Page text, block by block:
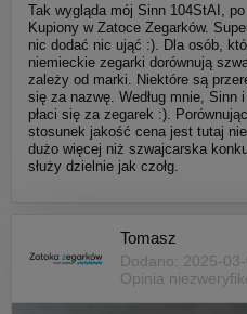
Tak wygląda mój Sinn 104StAI, po
Kupiony w Zatoce Zegarków.
nic dodać nic ująć :). Dla osób,
niemieckie zegarki dorównują
zależy od marki. Niektóre są
się za nazwę. Według mnie,
płaci się za zegarek :).
stosunek jakość cena jest tutaj
dużo więcej niż szwajcarska
służy dzielnie jak czołg.
Tomasz
Dodano: 2025-
Opinia